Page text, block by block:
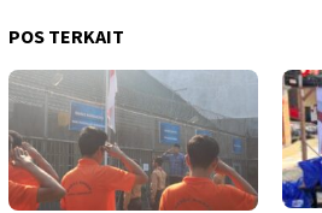
POS TERKAIT